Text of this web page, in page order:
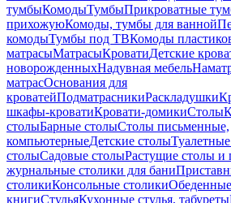
тумбыКомодыТумбыПрикроватные
прихожуюКомоды, тумбы для ванной
комодыТумбы под ТВКомоды
матрасыМатрасыКроватиДетские
новорожденныхНадувная мебель
матрасОснования для
кроватейПодматрасникиРаскладушки
шкафы-кроватиКровати-домикиСтолы
столыБарные столыСтолы письменные,
компьютерныеДетские столы
столыСадовые столыРастущие столы и
журнальные столики для бани
столикиКонсольные столики
книгиСтульяКухонные стулья, табуреты